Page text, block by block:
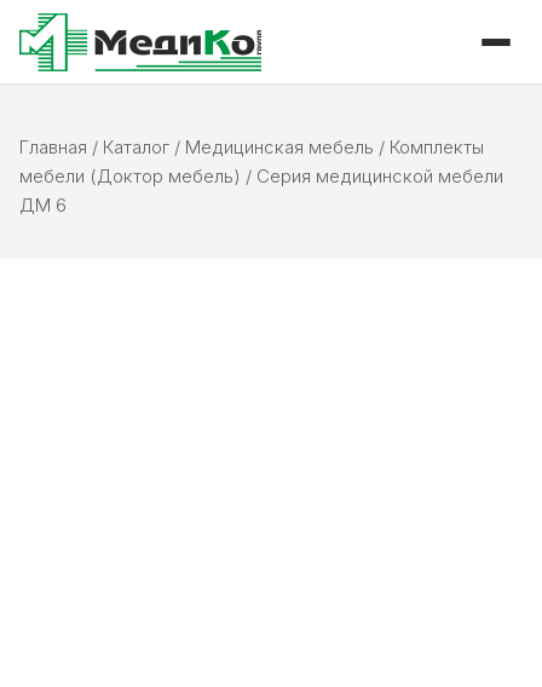
Главная / Каталог / Медицинская мебель / Комплекты
мебели (Доктор мебель) / Серия медицинской мебели
ДМ 6